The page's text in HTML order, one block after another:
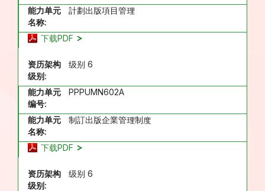
能力单元
名称:
計劃出版項目管理
下载PDF
资历架构
级别:
级别 6
能力单元
编号:
PPPUMN602A
能力单元
名称:
制訂出版企業管理制度
下载PDF
资历架构
级别:
级别 6